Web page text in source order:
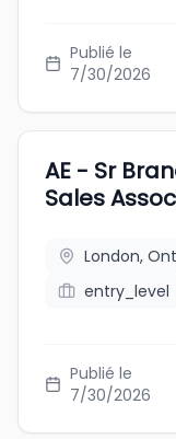
Publié le
7/30/2026
AE - Sr
Sales
London,
entry_level
Publié le
7/30/2026